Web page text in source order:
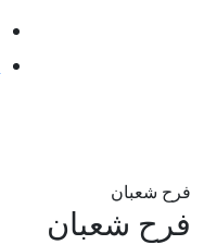
فرح شعبان
فرح شعبان